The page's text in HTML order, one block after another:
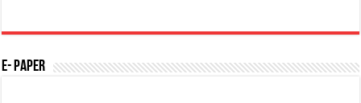
E- Paper